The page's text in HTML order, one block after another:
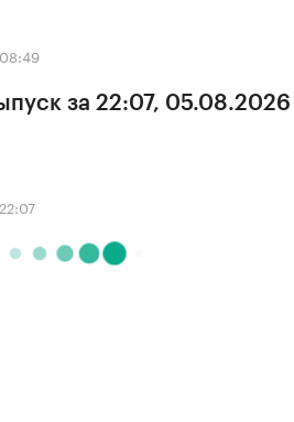
за 22:07, 05.08.2026